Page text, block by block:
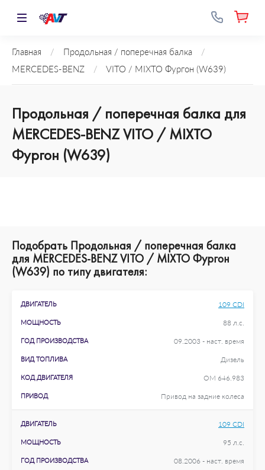
Главная / Продольная / поперечная балка
/
MERCEDES-BENZ
/ VITO / MIXTO Фургон (W639)
Продольная / поперечная балка для
MERCEDES-BENZ VITO / MIXTO
Фургон (W639)
Подобрать Продольная / поперечная балка
для MERCEDES-BENZ VITO / MIXTO Фургон
(W639) по типу двигателя:
ДВИГАТЕЛЬ 109 CDI
МОЩНОСТЬ 88 л.с.
ГОД ПРОИЗВОДСТВА 09.2003 - наст. время
ВИД ТОПЛИВА Дизель
КОД ДВИГАТЕЛЯ OM 646.983
ПРИВОД Привод на задние колеса
ДВИГАТЕЛЬ 109 CDI
МОЩНОСТЬ 95 л.с.
ГОД ПРОИЗВОДСТВА 08.2006 - наст. время